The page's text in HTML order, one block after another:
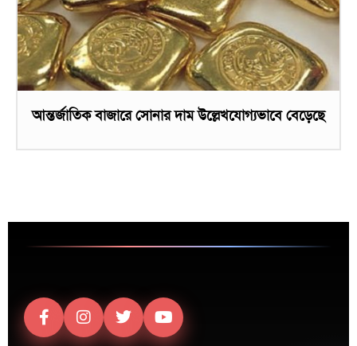
আন্তর্জাতিক বাজারে সোনার দাম উল্লেখযোগ্যভাবে বেড়েছে